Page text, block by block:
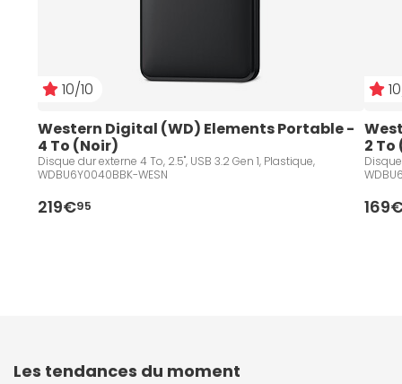
10/10
Western Digital (WD) Elements Portable -
4 To (Noir)
Disque dur externe 4 To, 2.5", USB 3.2 Gen 1, Plastique,
WDBU6Y0040BBK-WESN
219€95
2
Les tendances du moment